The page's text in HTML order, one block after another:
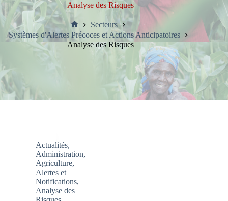
Analyse des Risques
Accueil
Secteurs
Systèmes d'Alertes Précoces et Actions Anticipatoires
Analyse des Risques
Actualités,
Administration,
Agriculture,
Alertes et
Notifications,
Analyse des